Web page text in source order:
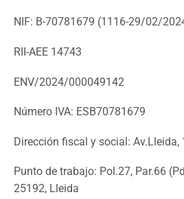
NIF: B-70781679 (1116-29/02/
RII-AEE 14743
ENV/2024/000049142
Número IVA: ESB70781679
Dirección fiscal y social: Av.Lleida,
Punto de trabajo: Pol.27, Par.66
25192, Lleida